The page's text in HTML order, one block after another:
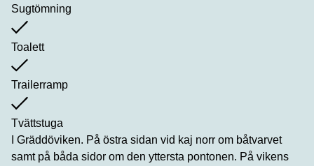
Sugtömning
Toalett
Trailerramp
Tvättstuga
I Gräddöviken. På östra sidan vid kaj norr om båtvarvet
samt på båda sidor om den yttersta pontonen. På vikens